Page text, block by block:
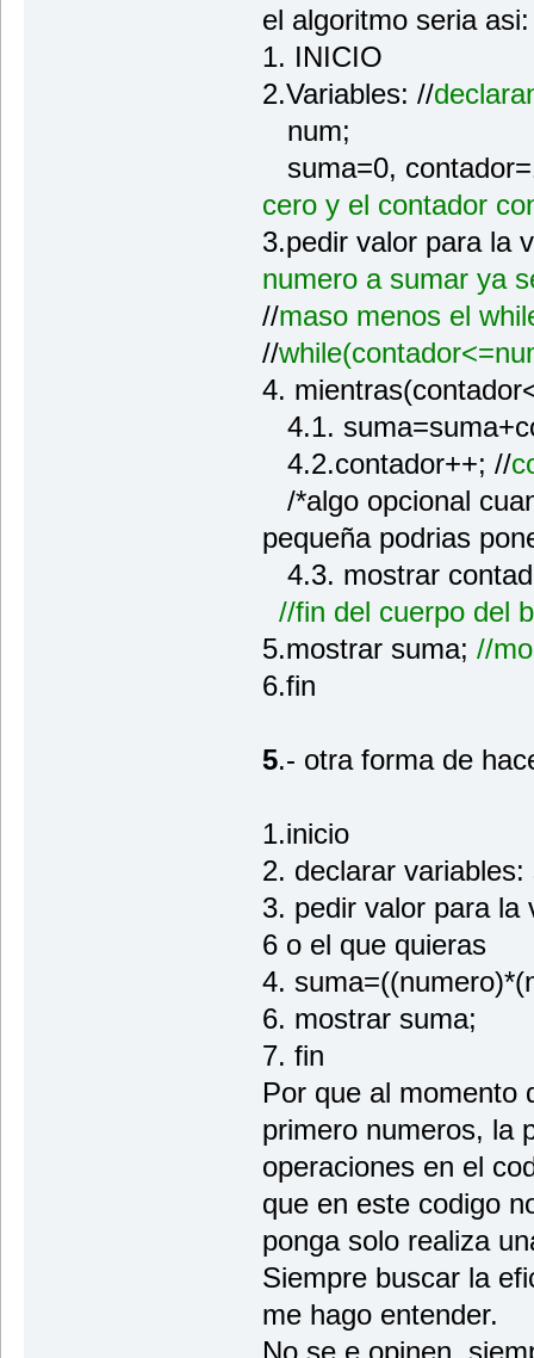
el algoritmo seria asi:
1. INICIO
2.Variables: //
num;
suma=0,
cero y el contador
3.pedir valor para la
numero a sumar ya
//maso menos el
//
4.
4.1.
4.2.contador++; //
/*algo opcional
pequeña podrias
4.3. mostrar
//fin del cuerpo del
5.mostrar suma; //
6.fin
5.- otra forma de
1.inicio
2. declarar
3. pedir valor para la
6 o el que quieras
4.
6. mostrar suma;
7. fin
Por que al momento
primero numeros, la
operaciones en el
que en este codigo
ponga solo realiza
Siempre buscar la
me hago entender.
No se e opinen,